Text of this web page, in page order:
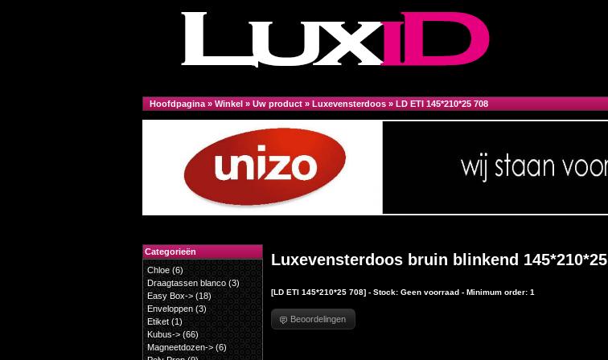
Hoofdpagina » Winkel » Uw product » Luxevensterdoos » LD ETI 145*210*25 708
Luxevensterdoos bruin blinkend 145*210*25
[LD ETI 145*210*25 708] - Stock: Geen voorraad - Minimum order: 1
Beoordelingen
Categorieën
Chloe(6)
Draagtassen blanco (3)
Easy Box->(18)
Enveloppen(3)
Etiket(1)
Kubus->(66)
Magneetdozen->(6)